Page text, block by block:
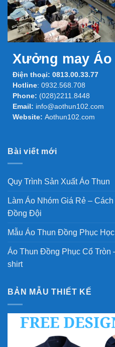
Xưởng may Áo
Điện thoại: 0813.00.33.77
Hotline: 0932.568.708
Phone: (028)2211.8448
Email: info@aothun102.com
Website: Aothun102.com
Bài viết mới
Quy Trình Sản Xuất Áo Thun
Làm Áo Nhóm Giá Rẻ –
Đồng Đội
Mẫu Áo Thun Đồng Phục
Áo Thun Đồng Phục Cổ Tròn
shirt
BẢN MẪU THIẾT KẾ